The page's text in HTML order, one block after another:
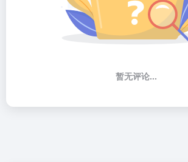
暂无评论...